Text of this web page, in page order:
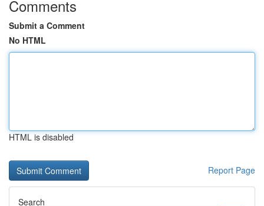
Comments
Submit a Comment
No HTML
HTML is disabled
Report Page
Search